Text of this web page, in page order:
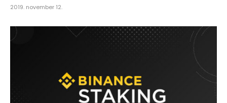
2019. november 12.